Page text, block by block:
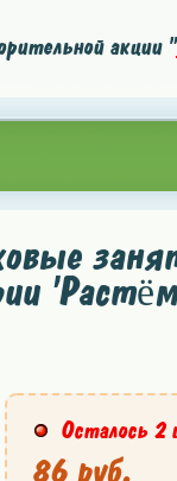
акции "
Осталось 2
86 руб.